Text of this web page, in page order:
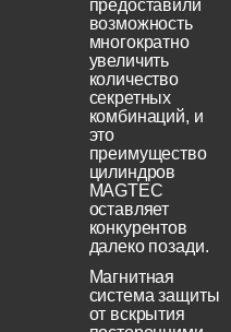
предоставили
возможность
многократно
увеличить
количество
секретных
комбинаций, и
это
преимущество
цилиндров
MAGTEC
оставляет
конкурентов
далеко позади.
Магнитная
система защиты
от вскрытия